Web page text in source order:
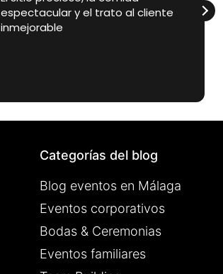
espectacular y el trato al cliente
inmejorable
Categorías del blog
Blog eventos en Málaga
Eventos corporativos
Bodas & Ceremonias
Eventos familiares